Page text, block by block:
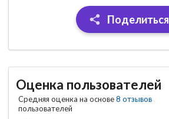
Поделиться
Оценка пользователей
Средняя оценка на основе8 отзывов
пользователей